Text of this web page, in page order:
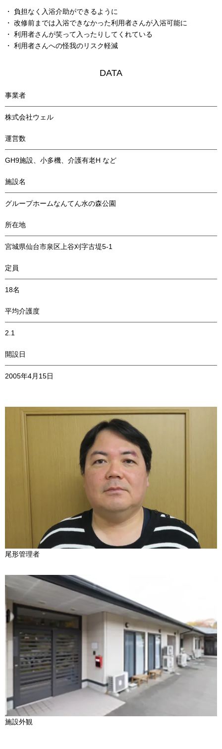
負担なく入浴介助ができるように
改修前までは入浴できなかった利用者さんが入浴可能に
利用者さんが笑って入ったりしてくれている
利用者さんへの怪我のリスク軽減
DATA
グループホーム なんてん水の森公園 様 会社情報
事業者
株式会社ウェル
運営数
GH9施設、小多機、介護有老H など
施設名
グループホームなんてん水の森公園
所在地
宮城県仙台市泉区上谷刈字古堤5-1
定員
18名
平均介護度
2.1
開設日
2005年4月15日
尾形管理者
施設外観